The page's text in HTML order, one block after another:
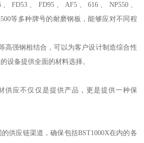
FD53、FD95、AF5、616、NP550、
等多种牌号的耐磨钢板，能够应对不同程
高强钢相结合，可以为客户设计制造综合性
设备提供全面的材料选择。
供应不仅仅是提供产品，更是提供一种保
供应链渠道，确保包括BST1000X在内的各